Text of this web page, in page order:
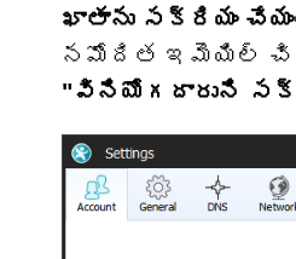
ఖాతాను సక్రియం
నమోదిత ఇమెయిల్
"వినియోగదారుని